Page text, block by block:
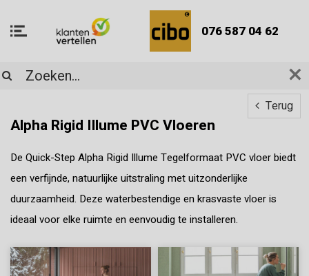
076 587 04 62
Terug
Alpha Rigid Illume PVC Vloeren
De Quick-Step Alpha Rigid Illume Tegelformaat PVC vloer biedt
een verfijnde, natuurlijke uitstraling met uitzonderlijke
duurzaamheid. Deze waterbestendige en krasvaste vloer is
ideaal voor elke ruimte en eenvoudig te installeren.